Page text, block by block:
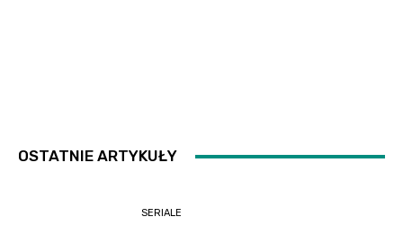
OSTATNIE ARTYKUŁY
SERIALE